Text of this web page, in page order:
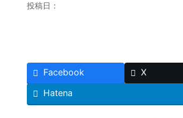
投稿日：
Facebook X
Hatena